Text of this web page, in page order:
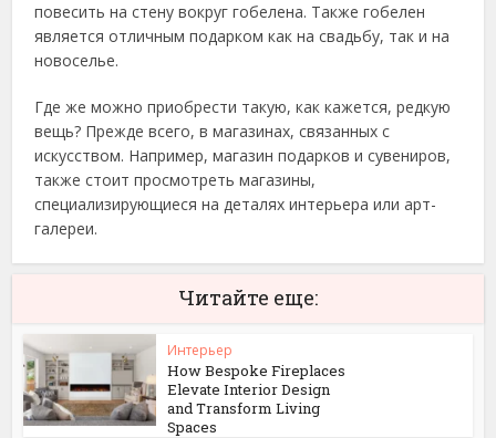
повесить на стену вокруг гобелена. Также гобелен
является отличным подарком как на свадьбу, так и на
новоселье.
Где же можно приобрести такую, как кажется, редкую
вещь? Прежде всего, в магазинах, связанных с
искусством. Например, магазин подарков и сувениров,
также стоит просмотреть магазины,
специализирующиеся на деталях интерьера или арт-
галереи.
Читайте еще:
Интерьер
How Bespoke Fireplaces
Elevate Interior Design
and Transform Living
Spaces